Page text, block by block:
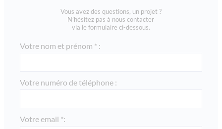
Vous avez des questions, un projet ?
N’hésitez pas à nous contacter
via le formulaire ci-dessous.
Votre nom et prénom * :
Votre numéro de téléphone :
Votre email *: